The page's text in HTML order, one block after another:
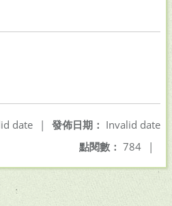
發佈日期： Invalid date
date
|
點閱數： 784 |